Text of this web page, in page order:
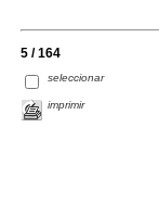
5 / 164
seleccionar
imprimir